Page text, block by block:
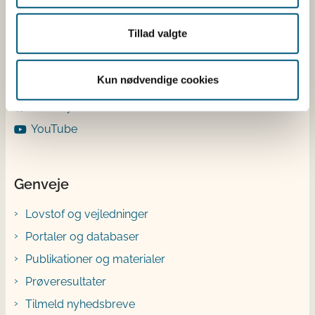
Tillad valgte
Kun nødvendige cookies
LinkedIn
Instagram
YouTube
Genveje
Lovstof og vejledninger
Portaler og databaser
Publikationer og materialer
Prøveresultater
Tilmeld nyhedsbreve